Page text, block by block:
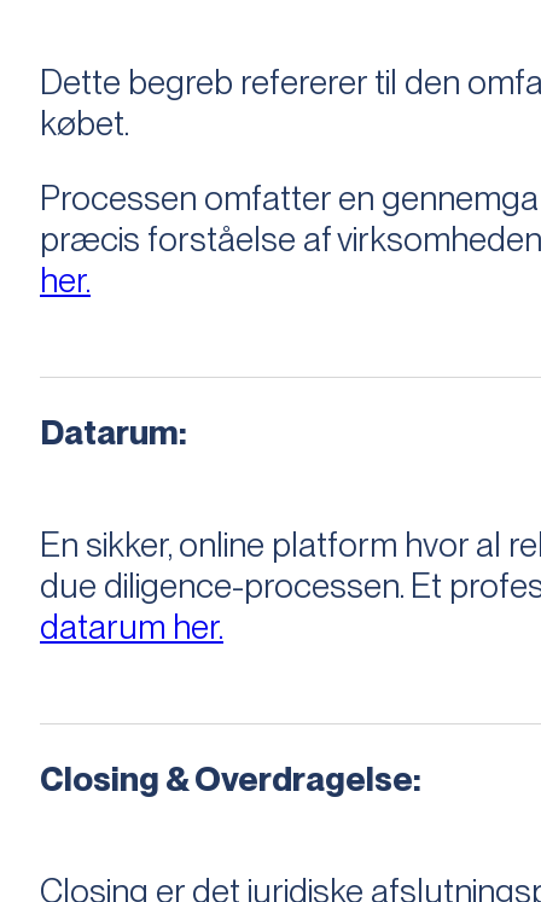
Dette begreb refererer til den
købet.
Processen omfatter en
præcis forståelse af
her.
Datarum:
En sikker, online platform hvor al
due diligence-processen. Et
datarum her.
Closing & Overdragelse:
Closing er det juridiske